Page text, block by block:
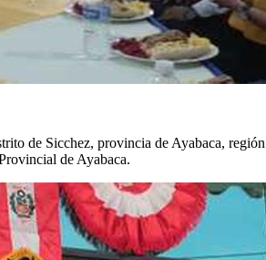
de Sicchez, provincia de Ayabaca,
de Ayabaca.